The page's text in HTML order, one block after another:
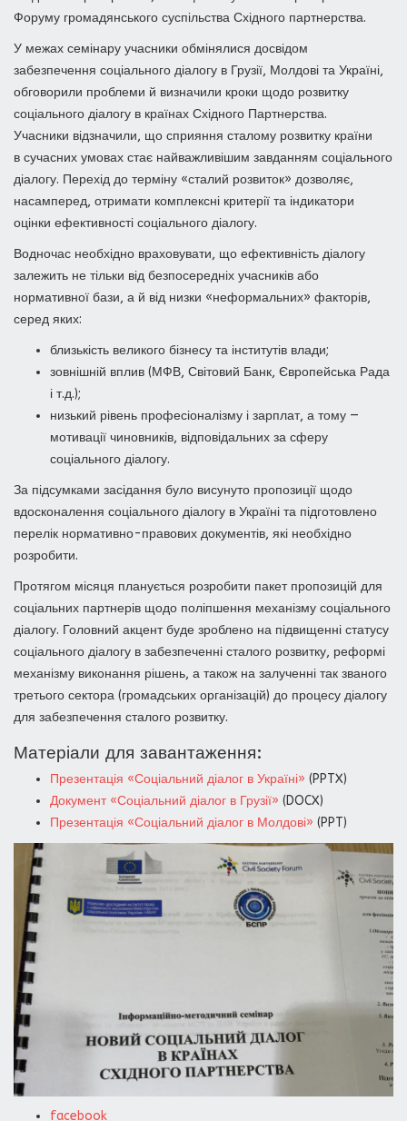
Форуму громадянського суспільства Східного партнерства.
У межах семінару учасники обмінялися досвідом
забезпечення соціального діалогу в Грузії, Молдові та Україні,
обговорили проблеми й визначили кроки щодо розвитку
соціального діалогу в країнах Східного Партнерства.
Учасники відзначили, що сприяння сталому розвитку країни
в сучасних умовах стає найважливішим завданням соціального
діалогу. Перехід до терміну «сталий розвиток» дозволяє,
насамперед, отримати комплексні критерії та індикатори
оцінки ефективності соціального діалогу.
Водночас необхідно враховувати, що ефективність діалогу
залежить не тільки від безпосередніх учасників або
нормативної бази, а й від низки «неформальних» факторів,
серед яких:
близькість великого бізнесу та інститутів влади;
зовнішній вплив (МФВ, Світовий Банк, Європейська Рада
і т.д.);
низький рівень професіоналізму і зарплат, а тому —
мотивації чиновників, відповідальних за сферу
соціального діалогу.
За підсумками засідання було висунуто пропозиції щодо
вдосконалення соціального діалогу в Україні та підготовлено
перелік нормативно-правових документів, які необхідно
розробити.
Протягом місяця планується розробити пакет пропозицій для
соціальних партнерів щодо поліпшення механізму соціального
діалогу. Головний акцент буде зроблено на підвищенні статусу
соціального діалогу в забезпеченні сталого розвитку, реформі
механізму виконання рішень, а також на залученні так званого
третього сектора (громадських організацій) до процесу діалогу
для забезпечення сталого розвитку.
Матеріали для завантаження:
Презентація «Соціальний діалог в Україні» (PPTX)
Документ «Соціальний діалог в Грузії» (DOCX)
Презентація «Соціальний діалог в Молдові» (PPT)
facebook